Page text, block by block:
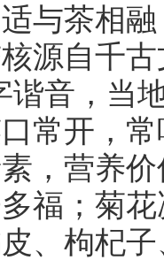
与茶相
源自千
谐音，当
常开，
，营养
福；菊
、枸杞